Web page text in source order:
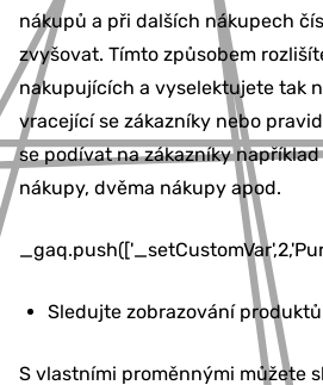
nákupů a při dalších nákupech
zvyšovat. Tímto způsobem
nakupujících a vyselektujete tak
vracející se zákazníky nebo
se podívat na zákazníky
nákupy, dvěma nákupy apod.
Sledujte zobrazování produktů
S vlastními proměnnými můžete